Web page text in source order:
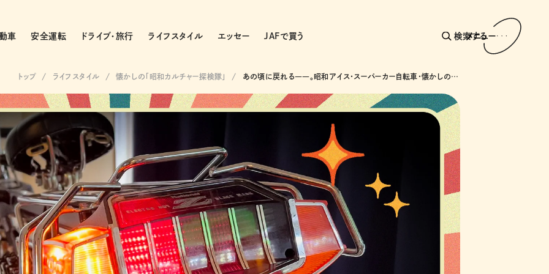
車 安全運転 ドライブ・旅行 ライフスタイル エッセー JAFで買う 検索する
メニュー
トップ ライフスタイル 懐かしの「昭和カルチャー探検隊」 あの頃に戻れる――。昭和アイス・スーパーカー自転車・懐かしのドライブインで巡る昭和カルチャー